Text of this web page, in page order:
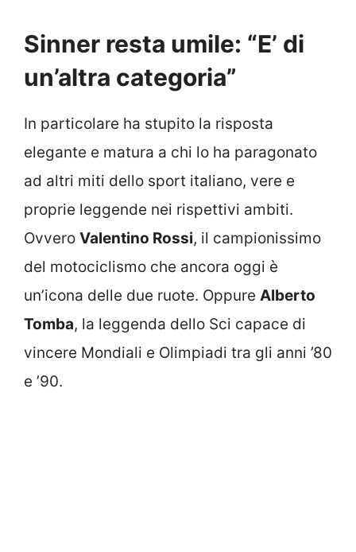
Sinner resta umile: “E’ di
un’altra categoria”
In particolare ha stupito la risposta
elegante e matura a chi lo ha paragonato
ad altri miti dello sport italiano, vere e
proprie leggende nei rispettivi ambiti.
Ovvero Valentino Rossi, il campionissimo
del motociclismo che ancora oggi è
un’icona delle due ruote. Oppure Alberto
Tomba, la leggenda dello Sci capace di
vincere Mondiali e Olimpiadi tra gli anni ’80
e ’90.